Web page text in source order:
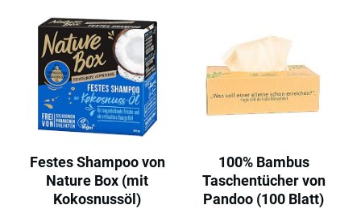
Festes Shampoo von
Nature Box (mit
Kokosnussöl)
100% Bambus
Taschentücher von
Pandoo (100 Blatt)